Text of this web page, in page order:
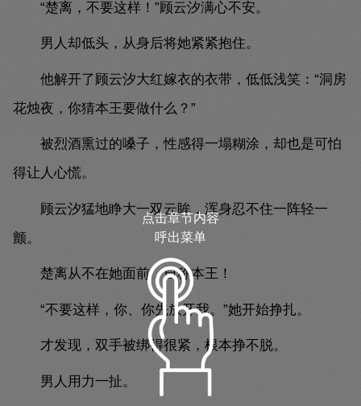
“楚离，不要这样！”顾云汐满心不安。
男人却低头，从身后将她紧紧抱住。
他解开了顾云汐大红嫁衣的衣带，低低浅笑：“洞房
花烛夜，你猜本王要做什么？”
被烈酒熏过的嗓子，性感得一塌糊涂，却也是可怕
得让人心慌。
顾云汐猛地睁大一双云眸，浑身忍不住一阵轻一
颤。
楚离从不在她面前，自称本王！
“不要这样，你、你先放开我。”她开始挣扎。
才发现，双手被绑得很紧，根本挣不脱。
男人用力一扯。
点击章节内容
呼出菜单